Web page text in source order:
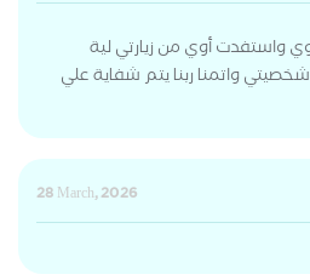
واستفدت أوي من زيارتي لية
واتمنا ربنا يتم شفاية علي
28 March, 2026